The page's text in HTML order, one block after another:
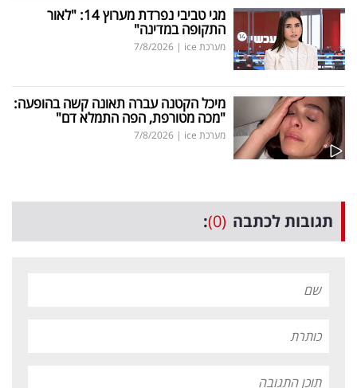
מגי טביבי נפרדת מערוץ 14: "לאור
התקופה במדינה"
מערכת ice |
7/8/2026
מיכל הקטנה עברה תאונה קשה בהופעה:
"מכה מטורפת, הפה התמלא דם"
מערכת ice |
7/8/2026
תגובות לכתבה (0)
: